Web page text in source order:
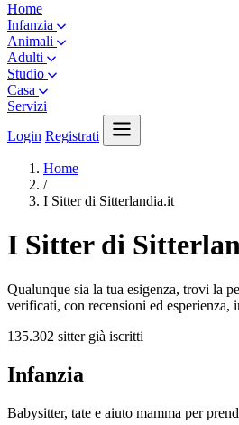
Home
Infanzia
Animali
Adulti
Studio
Casa
Servizi
Login Registrati
Home
/
I Sitter di Sitterlandia.it
I Sitter di
Qualunque sia la tua esigenza, trovi la
verificati, con recensioni ed esperienza,
135.302 sitter già iscritti
Infanzia
Babysitter, tate e aiuto mamma per